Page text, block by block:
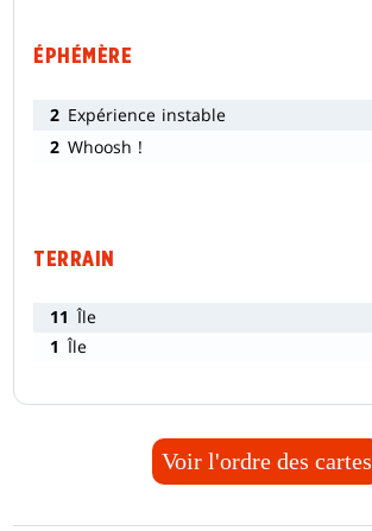
ÉPHÉMÈRE
2 Expérience instable
2 Whoosh !
TERRAIN
11 Île
1 Île
Voir l'ordre des cartes